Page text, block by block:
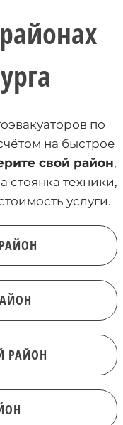
по
на быстрое
свой район,
стоянка техники,
услуги.
РАЙОН